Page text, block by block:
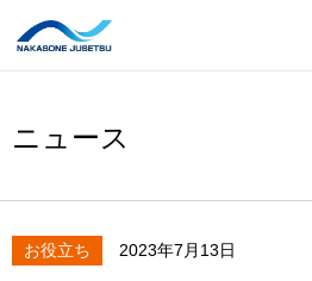
ニュース
お役立ち 2023年7月13日